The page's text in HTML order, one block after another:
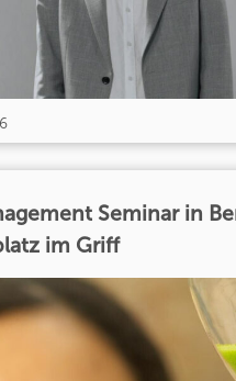
Seminar in
im Griff